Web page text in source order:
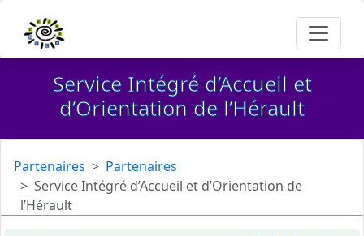
Service Intégré d’Accueil et
d’Orientation de l’Hérault
Partenaires
Partenaires
Service Intégré d’Accueil et d’Orientation de
l’Hérault